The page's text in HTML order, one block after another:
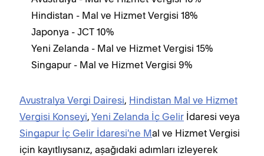
Hindistan - Mal ve Hizmet Vergisi 18%
Japonya - JCT 10%
Yeni Zelanda - Mal ve Hizmet Vergisi 15%
Singapur - Mal ve Hizmet Vergisi 9%
Avustralya Vergi Dairesi, Hindistan Mal ve Hizmet
Vergisi Konseyi, Yeni Zelanda İç Gelir İdaresi veya
Singapur İç Gelir İdaresi'ne Mal ve Hizmet Vergisi
için kayıtlıysanız, aşağıdaki adımları izleyerek